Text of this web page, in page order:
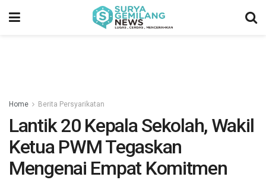
Home Berita Persyarikatan
Lantik 20 Kepala Sekolah, Wakil
Ketua PWM Tegaskan
Mengenai Empat Komitmen